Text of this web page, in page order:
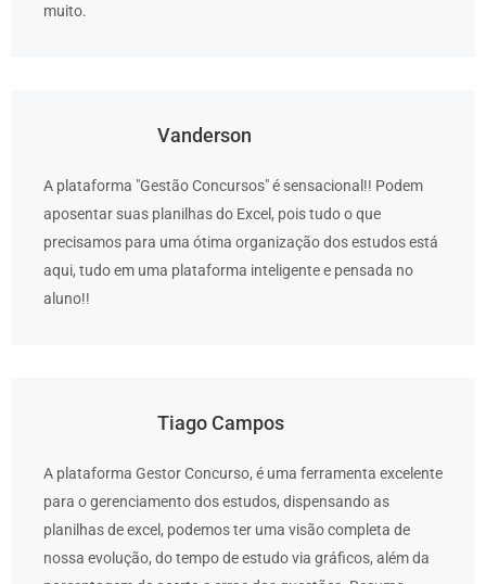
muito.
Vanderson
A plataforma "Gestão Concursos" é sensacional!! Podem
aposentar suas planilhas do Excel, pois tudo o que
precisamos para uma ótima organização dos estudos está
aqui, tudo em uma plataforma inteligente e pensada no
aluno!!
Tiago Campos
A plataforma Gestor Concurso, é uma ferramenta excelente
para o gerenciamento dos estudos, dispensando as
planilhas de excel, podemos ter uma visão completa de
nossa evolução, do tempo de estudo via gráficos, além da